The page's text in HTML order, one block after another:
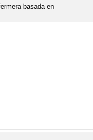
basada en